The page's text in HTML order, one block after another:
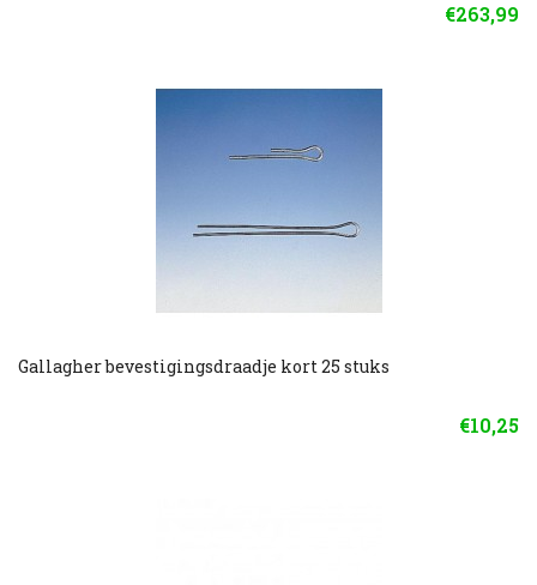
€263,99
Gallagher bevestigingsdraadje kort 25 stuks
€10,25